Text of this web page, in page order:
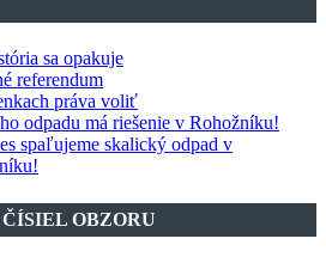
sa opakuje
referendum
práva voliť
odpadu má riešenie v Rohožníku!
spaľujeme skalický odpad v
OBZORU